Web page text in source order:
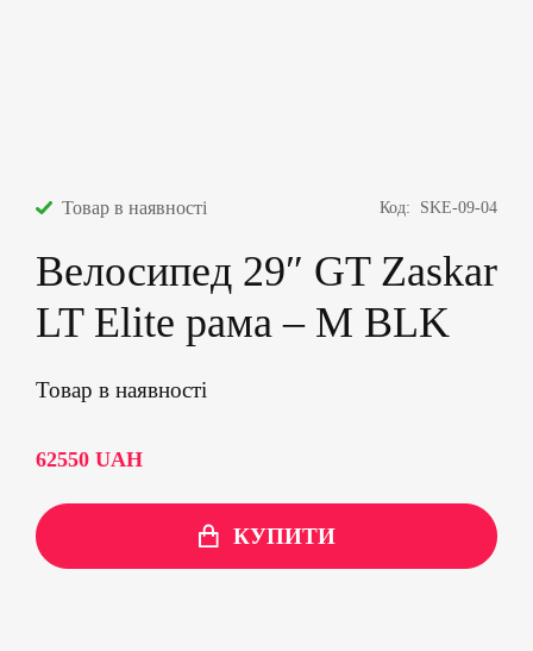
Товар в наявності Код: SKE-09-04
Велосипед 29″ GT Zaskar
LT Elite рама – M BLK
Товар в наявності
62550 UAH
КУПИТИ